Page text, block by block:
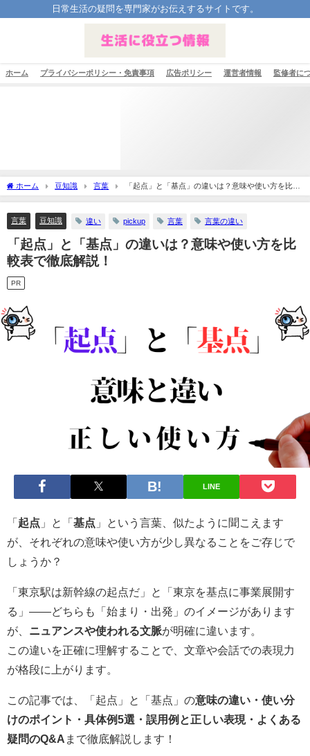
日常生活の疑問を専門家がお伝えするサイトです。
ホーム プライバシーポリシー・免責事項 広告ポリシー 運営者情報 監修者に
ホーム 豆知識 言葉
「起点」と「基点」の違いは？意味や使い方を比較
表で徹底解説！
言葉 豆知識 違い pickup 言葉 言葉の違い
「起点」と「基点」の違いは？意味や使い方を比
較表で徹底解説！
PR
LINE
「起点 」と「基点 」という言葉、似たように聞こえます
が、それぞれの意味や使い方が少し異なることをご存じで
しょうか？
「東京駅は新幹線の起点だ」と「東京を基点に事業展開す
る」——どちらも「始まり・出発」のイメージがあります
が、
ニュアンスや使われる文脈が明確に違います。
この違いを正確に理解することで、文章や会話での表現力
が格段に上がります。
この記事では、「起点」と「基点」の意味の違い・使い分
けのポイント・具体例5選・誤用例と正しい表現・よくある
疑問のQ&A まで徹底解説します！